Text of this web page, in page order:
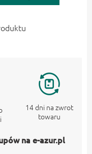
14 dni na zwrot
towaru
na e-azur.pl